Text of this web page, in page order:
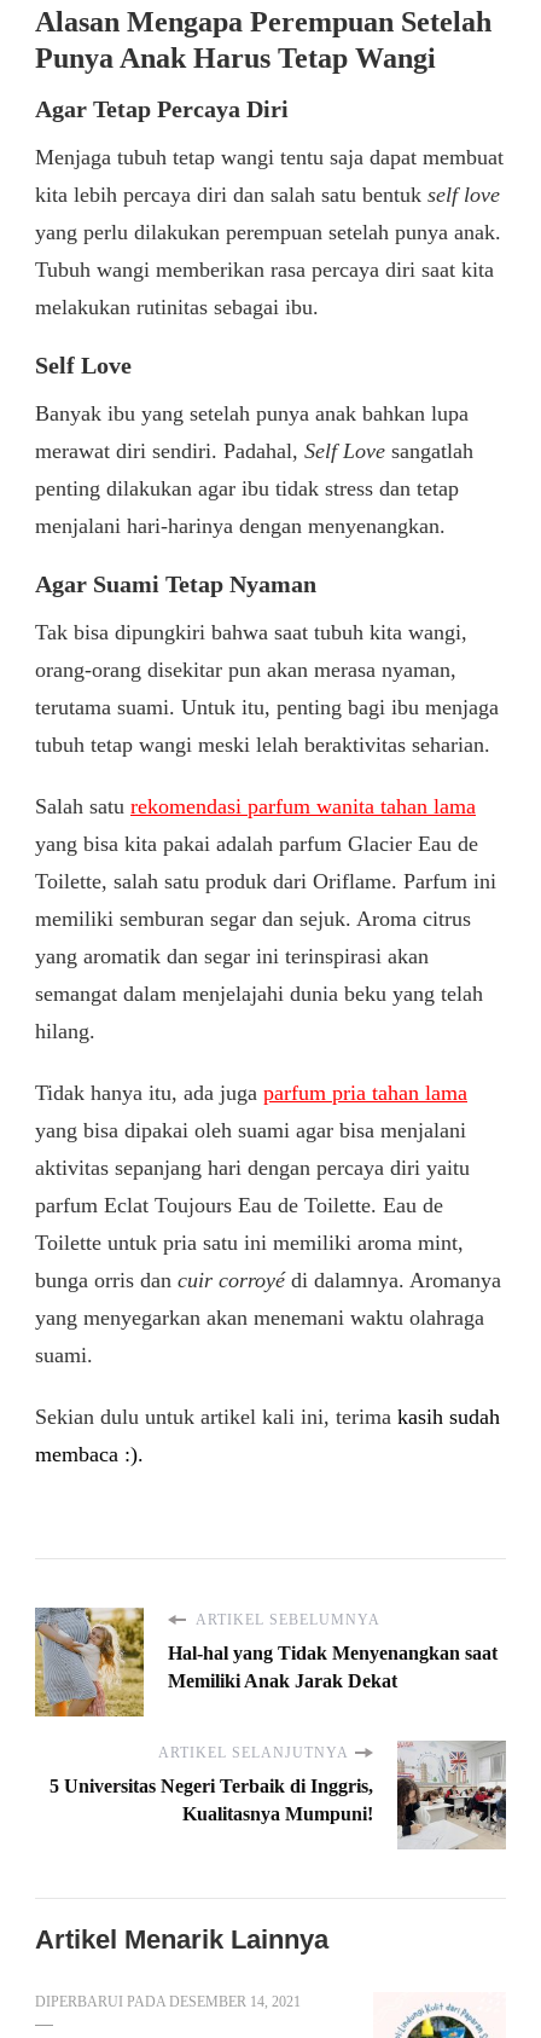
Alasan Mengapa Perempuan Setelah
Punya Anak Harus Tetap Wangi
Agar Tetap Percaya Diri
Menjaga tubuh tetap wangi tentu saja dapat membuat
kita lebih percaya diri dan salah satu bentuk self love
yang perlu dilakukan perempuan setelah punya anak.
Tubuh wangi memberikan rasa percaya diri saat kita
melakukan rutinitas sebagai ibu.
Self Love
Banyak ibu yang setelah punya anak bahkan lupa
merawat diri sendiri. Padahal, Self Love sangatlah
penting dilakukan agar ibu tidak stress dan tetap
menjalani hari-harinya dengan menyenangkan.
Agar Suami Tetap Nyaman
Tak bisa dipungkiri bahwa saat tubuh kita wangi,
orang-orang disekitar pun akan merasa nyaman,
terutama suami. Untuk itu, penting bagi ibu menjaga
tubuh tetap wangi meski lelah beraktivitas seharian.
Salah satu rekomendasi parfum wanita tahan lama
yang bisa kita pakai adalah parfum Glacier Eau de
Toilette, salah satu produk dari Oriflame. Parfum ini
memiliki semburan segar dan sejuk. Aroma citrus
yang aromatik dan segar ini terinspirasi akan
semangat dalam menjelajahi dunia beku yang telah
hilang.
Tidak hanya itu, ada juga parfum pria tahan lama
yang bisa dipakai oleh suami agar bisa menjalani
aktivitas sepanjang hari dengan percaya diri yaitu
parfum Eclat Toujours Eau de Toilette. Eau de
Toilette untuk pria satu ini memiliki aroma mint,
bunga orris dan cuir corroyédi dalamnya. Aromanya
yang menyegarkan akan menemani waktu olahraga
suami.
Sekian dulu untuk artikel kali ini, terima kasih sudah
membaca :).
ARTIKEL SEBELUMNYA
Hal-hal yang Tidak Menyenangkan saat
Memiliki Anak Jarak Dekat
ARTIKEL SELANJUTNYA
5 Universitas Negeri Terbaik di Inggris,
Kualitasnya Mumpuni!
Artikel Menarik Lainnya
DIPERBARUI PADA DESEMBER 14, 2021